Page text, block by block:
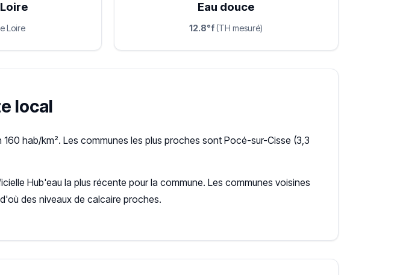
Loire
Eau douce
12.8°f (TH mesuré)
local
hab/km². Les communes les plus proches sont Pocé-sur-Cisse (3,3
Hub'eau la plus récente pour la commune. Les communes voisines
des niveaux de calcaire proches.